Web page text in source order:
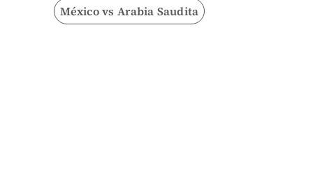
México vs Arabia Saudita